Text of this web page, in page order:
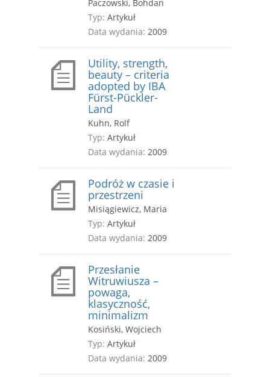
Paczowski, Bohdan
Typ: Artykuł
Data wydania: 2009
Utility, strength,
beauty – criteria
adopted by IBA
Fürst-­Pückler­-
Land
Kuhn, Rolf
Typ: Artykuł
Data wydania: 2009
Podróż w czasie i
przestrzeni
Misiągiewicz, Maria
Typ: Artykuł
Data wydania: 2009
Przesłanie
Witruwiusza –
powaga,
klasyczność,
minimalizm
Kosiński, Wojciech
Typ: Artykuł
Data wydania: 2009